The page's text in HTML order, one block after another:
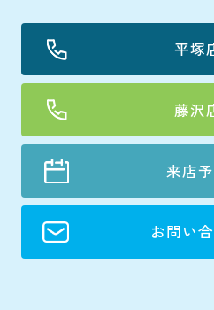
平塚
藤沢
来店
お問い